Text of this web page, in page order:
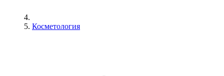
Косметология